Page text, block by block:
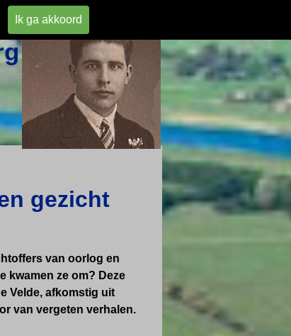
Ik ga akkoord
gezicht
van oorlog en
kwamen ze om? Deze
Velde, afkomstig uit
van vergeten verhalen.